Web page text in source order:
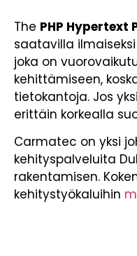
The PHP Hypertext
saatavilla
joka on
kehittämiseen,
tietokantoja. Jos
erittäin korkealla
Carmatec on yksi
kehityspalveluita
rakentamisen.
kehitystyökaluihin